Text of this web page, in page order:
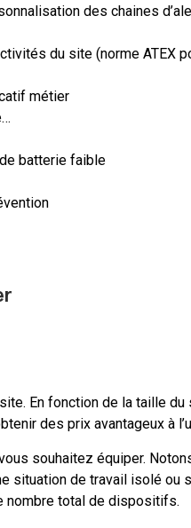
des chaines
du site (norme ATEX
métier
batterie faible
En fonction de la taille
des prix avantageux à
souhaitez équiper.
situation de travail isolé ou
nombre total de dispositifs.